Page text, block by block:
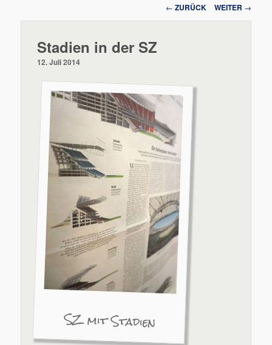
Beitrags-
Navigation
← ZURÜCK WEITER →
Stadien in der SZ
12. Juli 2014
SZ mit Stadien